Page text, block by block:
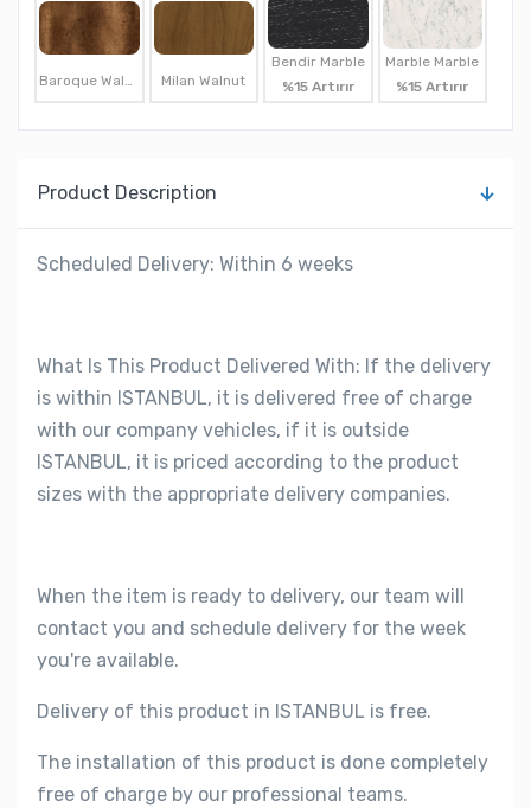
Baroque Walnut Milan Walnut
Bendir Marble
%15 Artırır
Marble Marble
%15 Artırır
Product Description
Scheduled Delivery: Within 6 weeks
What Is This Product Delivered With: If the delivery
is within ISTANBUL, it is delivered free of charge
with our company vehicles, if it is outside
ISTANBUL, it is priced according to the product
sizes with the appropriate delivery companies.
When the item is ready to delivery, our team will
contact you and schedule delivery for the week
you're available.
Delivery of this product in ISTANBUL is free.
The installation of this product is done completely
free of charge by our professional teams.